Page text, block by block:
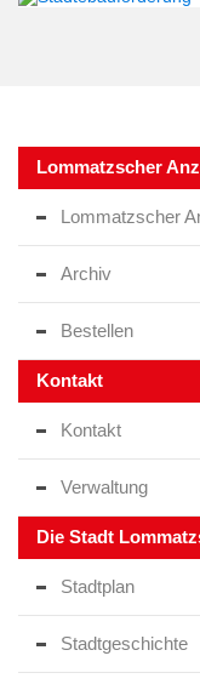
Lommatzscher
Lommatzscher
Archiv
Bestellen
Kontakt
Kontakt
Verwaltung
Die Stadt
Stadtplan
Stadtgeschichte